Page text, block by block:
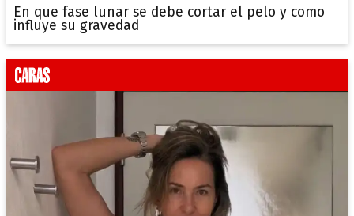
En que fase lunar se debe cortar el pelo y como
influye su gravedad